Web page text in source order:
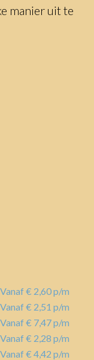
manier uit te
Vanaf € 2,60 p/m
Vanaf € 2,51 p/m
Vanaf € 7,47 p/m
Vanaf € 2,28 p/m
Vanaf € 4,42 p/m